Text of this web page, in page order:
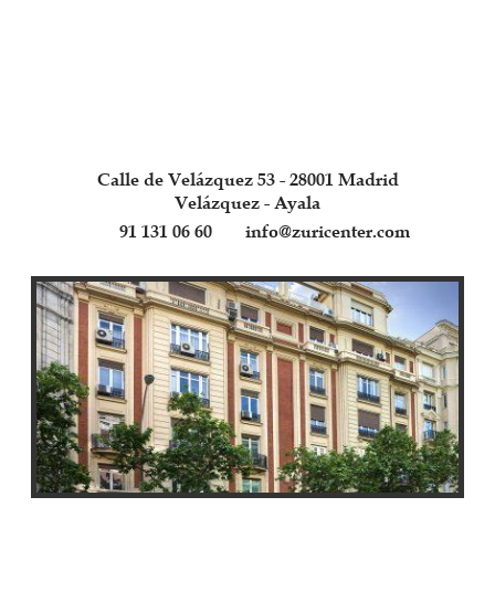
Calle de Velázquez 53 - 28001 Madrid
Velázquez - Ayala
91 131 06 60
info@zuricenter.com